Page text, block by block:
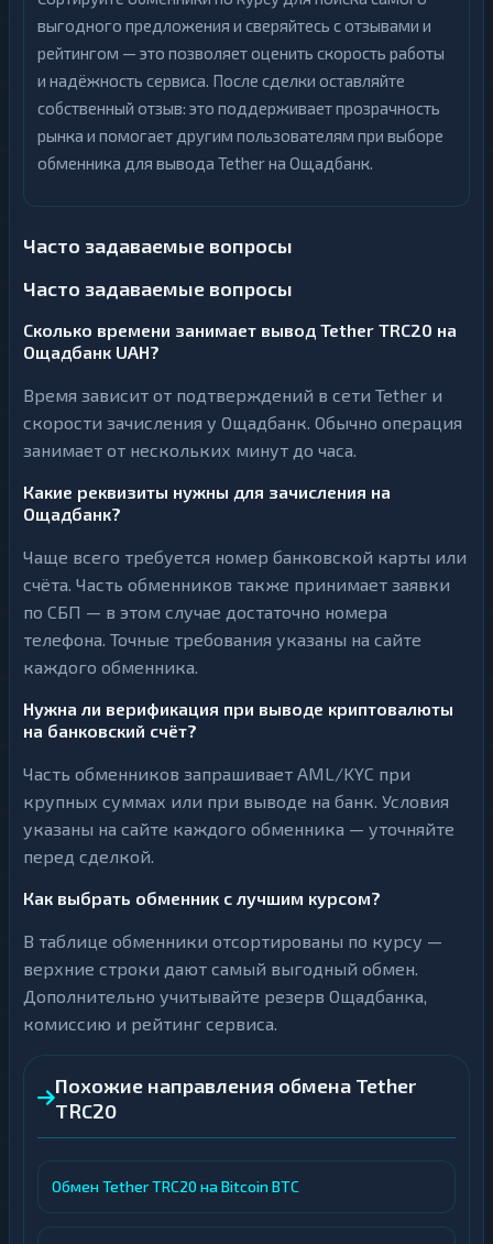
выгодного предложения и сверяйтесь с отзывами и
рейтингом — это позволяет оценить скорость работы
и надёжность сервиса. После сделки оставляйте
собственный отзыв: это поддерживает прозрачность
рынка и помогает другим пользователям при выборе
обменника для вывода Tether на Ощадбанк.
Часто задаваемые вопросы
Часто задаваемые вопросы
Сколько времени занимает вывод Tether TRC20 на
Ощадбанк UAH?
Время зависит от подтверждений в сети Tether и
скорости зачисления у Ощадбанк. Обычно операция
занимает от нескольких минут до часа.
Какие реквизиты нужны для зачисления на
Ощадбанк?
Чаще всего требуется номер банковской карты или
счёта. Часть обменников также принимает заявки
по СБП — в этом случае достаточно номера
телефона. Точные требования указаны на сайте
каждого обменника.
Нужна ли верификация при выводе криптовалюты
на банковский счёт?
Часть обменников запрашивает AML/KYC при
крупных суммах или при выводе на банк. Условия
указаны на сайте каждого обменника — уточняйте
перед сделкой.
Как выбрать обменник с лучшим курсом?
В таблице обменники отсортированы по курсу —
верхние строки дают самый выгодный обмен.
Дополнительно учитывайте резерв Ощадбанка,
комиссию и рейтинг сервиса.
Похожие направления обмена Tether
TRC20
Обмен Tether TRC20 на Bitcoin BTC